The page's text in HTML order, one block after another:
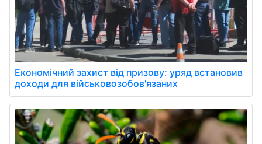
Економічний захист від призову: уряд встановив
доходи для військовозобов'язаних